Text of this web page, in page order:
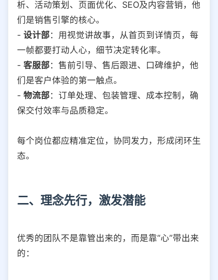
析、活动策划、页面优化、SEO及内容营销，他
们是销售引擎的核心。
- 设计部：用视觉讲故事，从首页到详情页，每
一帧都要打动人心，细节决定转化率。
- 客服部：售前引导、售后跟进、口碑维护，他
们是客户体验的第一触点。
- 物流部：订单处理、包装管理、成本控制，确
保交付效率与品质稳定。
每个岗位都应精准定位，协同发力，形成闭环生
态。
二、理念先行，激发潜能
优秀的团队不是靠管出来的，而是靠“心”带出来
的：